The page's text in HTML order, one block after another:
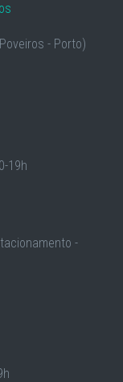
- Porto)
19h
-